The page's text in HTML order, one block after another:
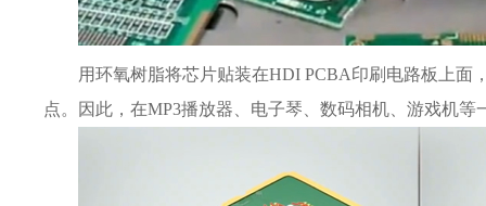
用环氧树脂将芯片贴装在HDI PCBA印刷电路板上
点。因此，在MP3播放器、电子琴、数码相机、游戏机